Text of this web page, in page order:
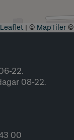
Leaflet | © MapTiler©
22.
08-22.
00